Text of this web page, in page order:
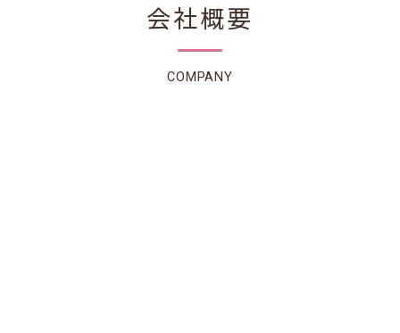
会社概要
COMPANY